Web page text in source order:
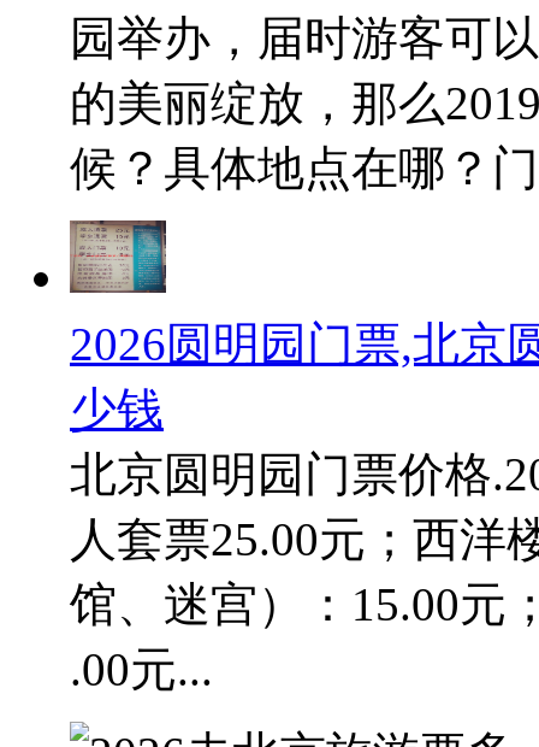
园举办，届时游客可
的美丽绽放，那么
候？具体地点在哪？
2026圆明园门票,北京
少钱
北京圆明园门票价格
人套票25.00元；西洋
馆、迷宫）：15.00元
.00元...